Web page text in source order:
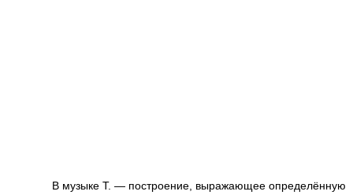
В музыке Т. — построение, выражающее определённую